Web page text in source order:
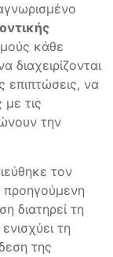
κάθε
διαχειρίζονται
επιπτώσεις, να
τις
την
τον
προηγούμενη
διατηρεί τη
τη
της